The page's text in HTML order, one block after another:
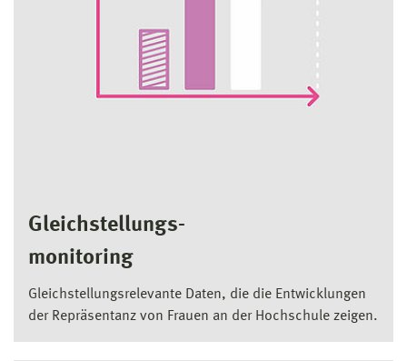
Gleichstellungs-
monitoring
Gleichstellungsrelevante Daten, die die Entwicklungen
der Repräsentanz von Frauen an der Hochschule zeigen.